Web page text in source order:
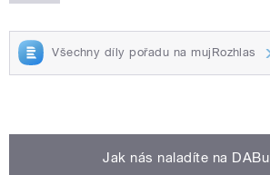
Všechny díly pořadu na mujRozhlas
Jak nás naladíte na DABu